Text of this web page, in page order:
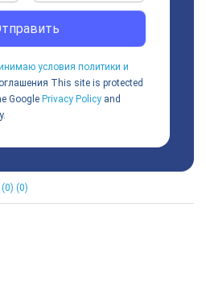
условия политики и
This site is protected
Google Privacy Policy and
(0)